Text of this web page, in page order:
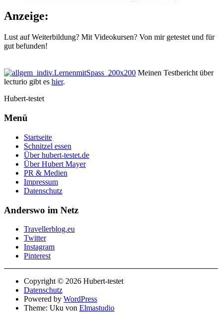
Anzeige:
Lust auf Weiterbildung? Mit Videokursen? Von mir getestet und für
gut befunden!
Meinen Testbericht über
lecturio gibt es hier.
Hubert-testet
Menü
Startseite
Schnitzel essen
Über hubert-testet.de
Über Hubert Mayer
PR & Medien
Impressum
Datenschutz
Anderswo im Netz
Travellerblog.eu
Twitter
Instagram
Pinterest
Copyright © 2026 Hubert-testet
Datenschutz
Powered by WordPress
Theme: Uku von Elmastudio